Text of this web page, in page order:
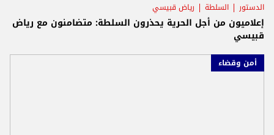
الدستور السلطة رياض قبيسي
إعلاميون من أجل الحرية يحذرون السلطة: متضامنون مع رياض
قبيسي
أمن وقضاء